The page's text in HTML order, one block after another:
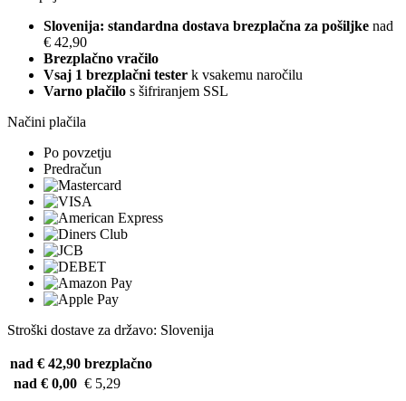
Slovenija: standardna dostava brezplačna za pošiljke nad
€ 42,90
Brezplačno vračilo
Vsaj 1 brezplačni tester k vsakemu naročilu
Varno plačilo s šifriranjem SSL
Načini plačila
Po povzetju
Predračun
Stroški dostave za državo: Slovenija
nad € 42,90 brezplačno
nad € 0,00 € 5,29